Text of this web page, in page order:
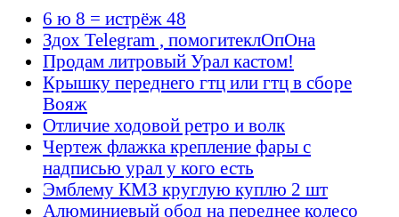
6 ю 8 = истрёж 48
Здох Telegram , помогитеклОпОна
Продам литровый Урал кастом!
Крышку переднего гтц или гтц в сборе
Вояж
Отличие ходовой ретро и волк
Чертеж флажка крепление фары с
надписью урал у кого есть
Эмблему КМЗ круглую куплю 2 шт
Алюминиевый обод на переднее колесо